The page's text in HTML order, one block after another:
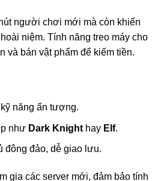
người chơi mới mà còn khiến
niệm. Tính năng treo máy cho
và bán vật phẩm để kiếm tiền.
năng ấn tượng.
như Dark Knighthay Elf.
đông đảo, dễ giao lưu.
gia các server mới, đảm bảo tính